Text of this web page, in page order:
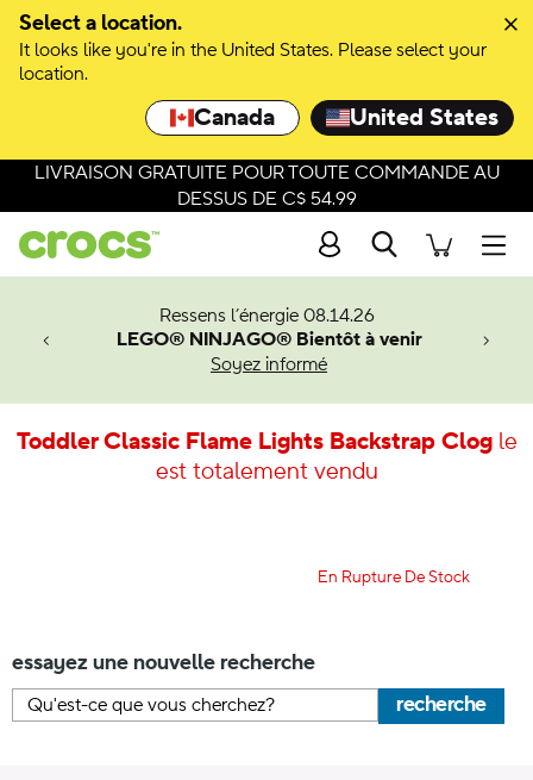
Select a location.
It looks like you're in the United States. Please select your
location.
Canada United States
LIVRAISON GRATUITE POUR TOUTE COMMANDE AU
DESSUS DE C$ 54.99
Recherche
Ressens l’énergie 08.14.26
LEGO® NINJAGO® Bientôt à venir
Soyez informé
Man.
Toddler Classic Flame Lights Backstrap Clogle
est totalement vendu
En Rupture De Stock
essayez une nouvelle recherche
recherche